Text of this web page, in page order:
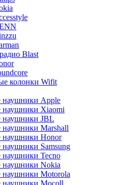
Blast
колонки Wifit
наушники Apple
наушники Xiaomi
наушники JBL
наушники Marshall
наушники Honor
наушники Samsung
наушники Tecno
наушники Nokia
наушники Motorola
наушники Mocoll